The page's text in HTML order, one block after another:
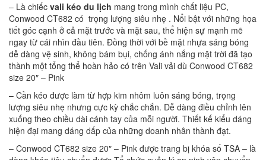
– Là chiếc vali kéo du lịch mang trong mình chất liệu PC,
Conwood CT682 có trọng lượng siêu nhẹ . Nổi bật với những họa
tiết góc cạnh ở cả mặt trước và mặt sau, thể hiện sự mạnh mẽ
ngay từ cái nhìn đầu tiên. Đồng thời với bề mặt nhựa sáng bóng
dễ dàng vệ sinh, không bám bụi, chống ánh nắng mặt trời đã tạo
thành một tổng thể hoàn hảo có trên Vali vải dù Conwood CT682
size 20″ – Pink
– Cần kéo được làm từ hợp kim nhôm luôn sáng bóng, trọng
lượng siêu nhẹ nhưng cực kỳ chắc chắn. Dễ dàng điều chỉnh lên
xuống theo chiều dài cánh tay của mỗi người. Thiết kế kiểu dáng
hiện đại mang dáng dấp của những doanh nhân thành đạt.
– Conwood CT682 size 20″ – Pink được trang bị khóa số TSA – là